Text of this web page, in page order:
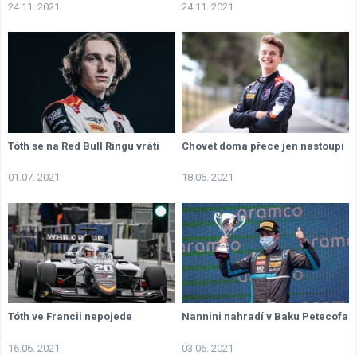
24.11. 2021
24.11. 2021
Tóth se na Red Bull Ringu vrátí
01.07. 2021
Chovet doma přece jen nastoupí
18.06. 2021
Tóth ve Francii nepojede
16.06. 2021
Nannini nahradí v Baku Petecofa
03.06. 2021